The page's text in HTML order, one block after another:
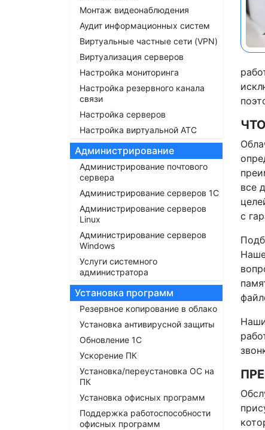
Монтаж видеонаблюдения
Аудит информационных систем
Виртуальные частные сети (VPN)
Виртуализация серверов
Настройка мониторинга
Настройка резервного канала
связи
Настройка серверов
Настройка виртуальной АТС
Администрирование
Администрирование почтового
сервера
Администрирование серверов 1С
Администрирование серверов
Linux
Администрирование серверов
Windows
Услуги системного
администратора
Установка программ
Резервное копирование в облако
Установка антивирусной защиты
Обновление 1С
Ускорение ПК
Установка/переустановка ОС на
ПК
Установка офисных программ
Поддержка работоспособности
офисных программ
все
с